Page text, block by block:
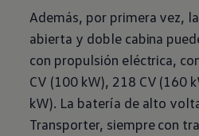
Además, por primera vez,
abierta y doble cabina
con propulsión eléctrica,
CV (100 kW), 218 CV (160
kW). La batería de alto
Transporter, siempre con